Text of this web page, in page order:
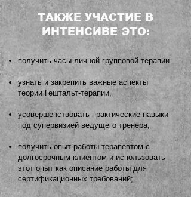
ТАКЖЕ УЧАСТИЕ В
ИНТЕНСИВЕ ЭТО:
получить часы личной групповой терапии
узнать и закрепить важные аспекты
теории Гештальт-терапии,
усовершенствовать практические навыки
под супервизией ведущего тренера,
получить опыт работы терапевтом с
долгосрочным клиентом и использовать
этот опыт как описание работы для
сертификационных требований;